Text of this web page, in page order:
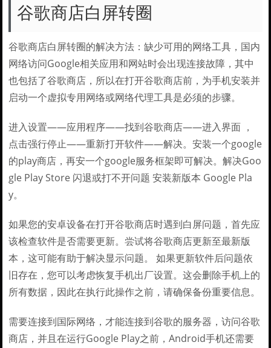
谷歌商店白屏转圈
谷歌商店白屏转圈的解决方法：缺少可用的网络工具，国内
网络访问Google相关应用和网站时会出现连接故障，其中
也包括了谷歌商店，所以在打开谷歌商店前，为手机安装并
启动一个虚拟专用网络或网络代理工具是必须的步骤。
进入设置——应用程序——找到谷歌商店——进入界面 ，
点击强行停止——重新打开软件——解决。安装一个google
的play商店，再安一个google服务框架即可解决。解决Goo
gle Play Store 闪退或打不开问题 安装新版本 Google Pla
y。
如果您的安卓设备在打开谷歌商店时遇到白屏问题，首先应
该检查软件是否需要更新。尝试将谷歌商店更新至最新版
本，这可能有助于解决显示问题。 如果更新软件后问题依
旧存在，您可以考虑恢复手机出厂设置。这会删除手机上的
所有数据，因此在执行此操作之前，请确保备份重要信息。
需要连接到国际网络，才能连接到谷歌的服务器，访问谷歌
商店，并且在运行Google Play之前，Android手机还需要